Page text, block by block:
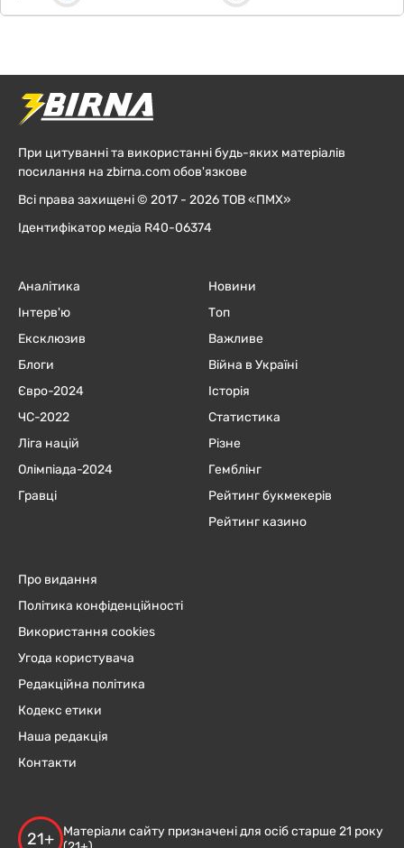
При цитуванні та використанні будь-яких матеріалів
посилання на zbirna.com обов'язкове
Всі права захищені © 2017 - 2026 ТОВ «ПМХ»
Ідентифікатор медіа R40-06374
Аналітика
Інтерв'ю
Ексклюзив
Блоги
Євро-2024
ЧC-2022
Ліга націй
Олімпіада-2024
Гравці
Новини
Топ
Важливе
Війна в Україні
Історія
Статистика
Різне
Гемблінг
Рейтинг букмекерів
Рейтинг казино
Про видання
Політика конфіденційності
Використання cookies
Угода користувача
Редакційна політика
Кодекс етики
Наша редакція
Контакти
21+
Матеріали сайту призначені для осіб старше 21 року